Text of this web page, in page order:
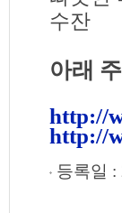
수잔
아래
http://
http://
등록일 :